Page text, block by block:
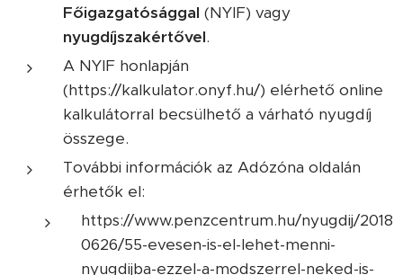
Főigazgatósággal (NYIF) vagy
nyugdíjszakértővel.
A NYIF honlapján
(https://kalkulator.onyf.hu/) elérhető online
kalkulátorral becsülhető a várható nyugdíj
összege.
További információk az Adózóna oldalán
érhetők el:
https://www.penzcentrum.hu/nyugdij/2018
0626/55-evesen-is-el-lehet-menni-
nyugdijba-ezzel-a-modszerrel-neked-is-